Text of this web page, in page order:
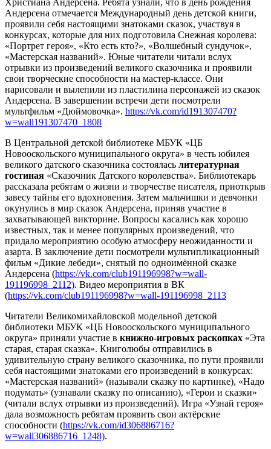
Христиана Андерсена. Ребята узнали, что в день рождения
Андерсена отмечается Международный день детской книги,
проявили себя настоящими знатоками сказок, участвуя в
конкурсах, которые для них подготовила Снежная королева:
«Портрет героя», «Кто есть кто?», «Волшебный сундучок»,
«Мастерская названий». Юные читатели читали вслух
отрывки из произведений великого сказочника и проявили
свои творческие способности на мастер-классе. Они
нарисовали и вылепили из пластилина персонажей из сказок
Андерсена. В завершении встречи дети посмотрели
мультфильм «Дюймовочка». https://vk.com/id191307470?
w=wall191307470_1808
В Центральной детской библиотеке МБУК «ЦБ
Новооскольского муниципального округа» в честь юбилея
великого датского сказочника состоялась литературная
гостиная «Сказочник Датского королевства». Библиотекарь
рассказала ребятам о жизни и творчестве писателя, приоткрыв
завесу тайны его вдохновения. Затем мальчишки и девчонки
окунулись в мир сказок Андерсена, приняв участие в
захватывающей викторине. Вопросы касались как хорошо
известных, так и менее популярных произведений, что
придало мероприятию особую атмосферу неожиданности и
азарта. В заключение дети посмотрели мультипликационный
фильм «Дикие лебеди», снятый по одноимённой сказке
Андерсена (https://vk.com/club191196998?w=wall-
191196998_2112). Видео мероприятия в ВК
(https://vk.com/club191196998?w=wall-191196998_2113
Читатели Великомихайловской модельной детской
библиотеки МБУК «ЦБ Новооскольского муниципального
округа» приняли участие в книжно-игровых раскопках «Эта
старая, старая сказка». Книголюбы отправились в
удивительную страну великого сказочника, по пути проявили
себя настоящими знатоками его произведений в конкурсах:
«Мастерская названий» (называли сказку по картинке), «Надо
подумать» (узнавали сказку по описанию), «Герои и сказки»
(читали вслух отрывки из произведений). Игра «Узнай героя»
дала возможность ребятам проявить свои актёрские
способности (https://vk.com/id306886716?
w=wall306886716_1248).